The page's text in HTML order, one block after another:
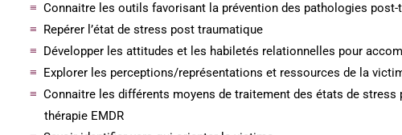
Connaitre les outils favorisant la prévention des pathologies post-
Repérer l’état de stress post traumatique
Développer les attitudes et les habiletés relationnelles pour
Explorer les perceptions/représentations et ressources de la
Connaitre les différents moyens de traitement des états de
thérapie EMDR